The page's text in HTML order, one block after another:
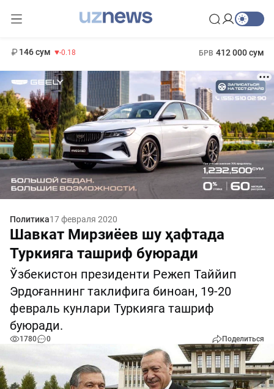
146 сум -0.18 БРВ 412 000 сум
Политика17 февраля 2020
Шавкат Мирзиёев шу ҳафтада
Туркияга ташриф буюради
Ўзбекистон президенти Режеп Таййип
Эрдоғаннинг таклифига биноан, 19-20
февраль кунлари Туркияга ташриф
буюради.
1780 0 Поделиться